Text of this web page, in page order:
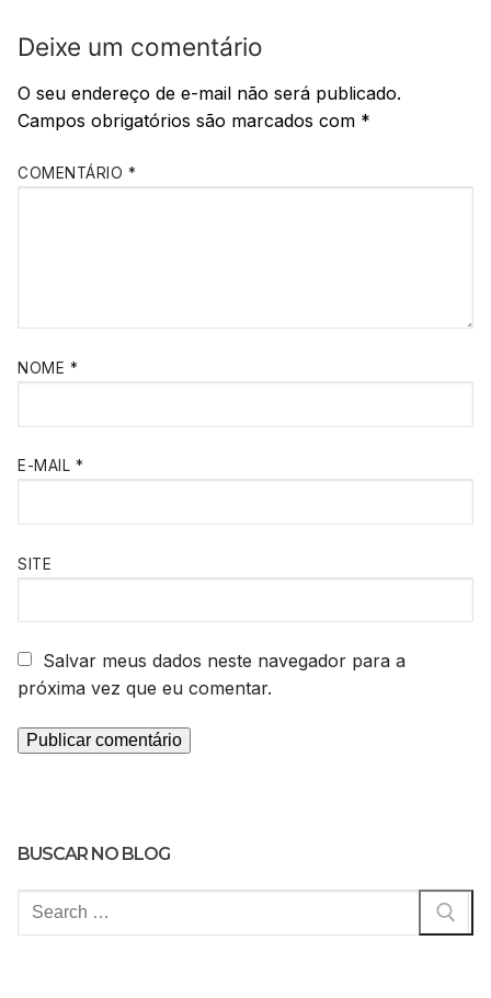
Deixe um comentário
O seu endereço de e-mail não será publicado.
Campos obrigatórios são marcados com *
COMENTÁRIO *
NOME *
E-MAIL *
SITE
Salvar meus dados neste navegador para a
próxima vez que eu comentar.
BUSCAR NO BLOG
Pesquisar
por: